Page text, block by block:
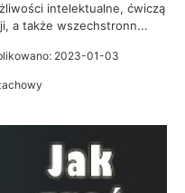
intelektualne, ćwiczą
a także wszechstronn...
2023-01-03